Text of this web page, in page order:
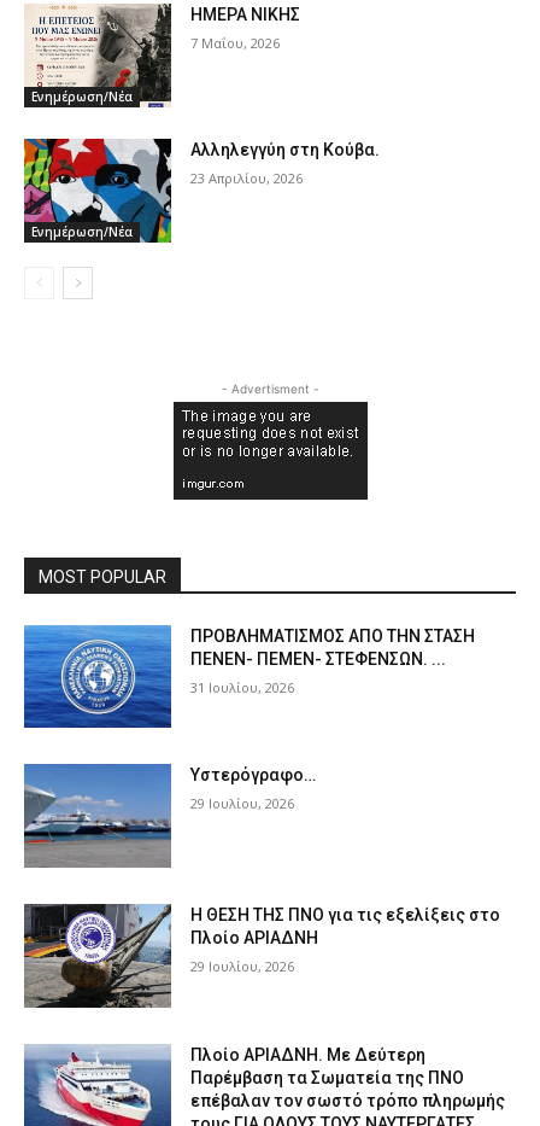
Ενημέρωση/Νέα
ΗΜΕΡΑ ΝΙΚΗΣ
7 Μαΐου, 2026
Ενημέρωση/Νέα
Αλληλεγγύη στη Κούβα.
23 Απριλίου, 2026
- Advertisment -
MOST POPULAR
ΠPOΒΛΗΜΑΤΙΣΜΟΣ ΑΠΟ ΤΗΝ ΣΤΑΣΗ
ΠΕΝΕΝ- ΠΕΜΕΝ- ΣΤΕΦΕΝΣΩΝ. ...
31 Ιουλίου, 2026
Υστερόγραφο…
29 Ιουλίου, 2026
Η ΘΕΣΗ ΤΗΣ ΠΝΟ για τις εξελίξεις στο
Πλοίο ΑΡΙΑΔΝΗ
29 Ιουλίου, 2026
Πλοίο ΑΡΙΑΔΝΗ. Με Δεύτερη
Παρέμβαση τα Σωματεία της ΠΝΟ
επέβαλαν τον σωστό τρόπο πληρωμής